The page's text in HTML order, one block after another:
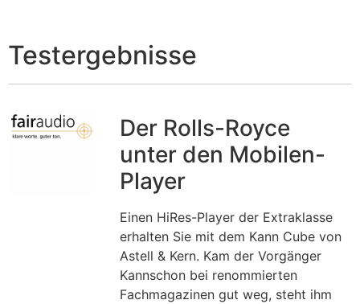
Testergebnisse
Der Rolls-Royce
unter den Mobilen-
Player
Einen HiRes-Player der Extraklasse
erhalten Sie mit dem Kann Cube von
Astell & Kern. Kam der Vorgänger
Kannschon bei renommierten
Fachmagazinen gut weg, steht ihm